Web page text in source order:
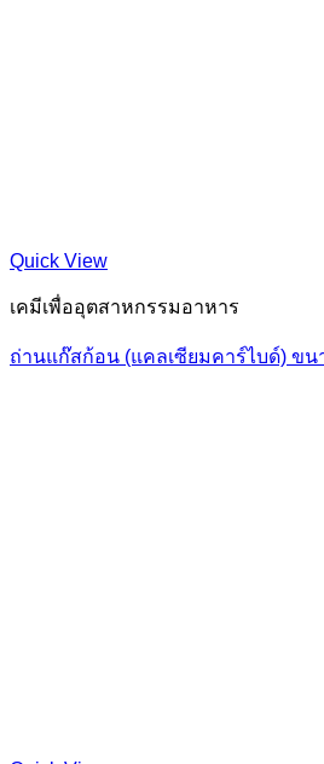
Quick View
เคมีเพื่ออุตสาหกรรมอาหาร
ถ่านแก๊สก้อน (แคลเซียมคาร์ไบด์) ขน